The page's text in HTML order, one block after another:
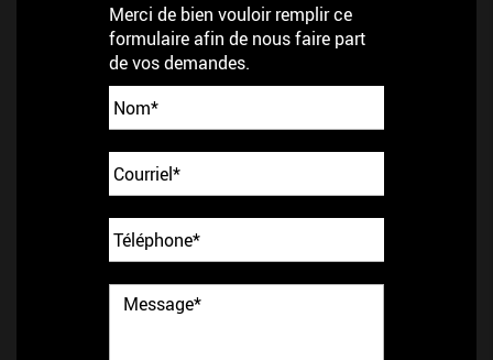
Merci de bien vouloir remplir ce
formulaire afin de nous faire part
de vos demandes.